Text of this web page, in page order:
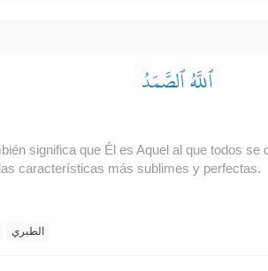
ٱللَّهُ ٱلصَّمَدُ
significa que Él es Aquel al que todos
características más sublimes y perfectas.
الطبري